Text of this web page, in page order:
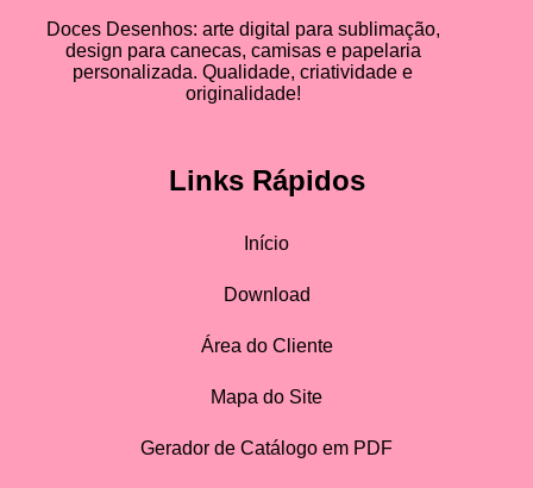
Doces Desenhos: arte digital para sublimação,
design para canecas, camisas e papelaria
personalizada. Qualidade, criatividade e
originalidade!
Links Rápidos
Início
Download
Área do Cliente
Mapa do Site
Gerador de Catálogo em PDF